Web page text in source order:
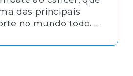
das principais
no mundo todo. O
para a saúde